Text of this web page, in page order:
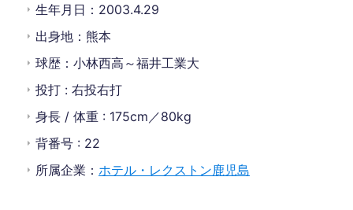
生年月日：2003.4.29
出身地：熊本
球歴：小林西高～福井工業大
投打 : 右投右打
身長 / 体重 : 175cm／80kg
背番号 : 22
所属企業： ホテル・レクストン鹿児島